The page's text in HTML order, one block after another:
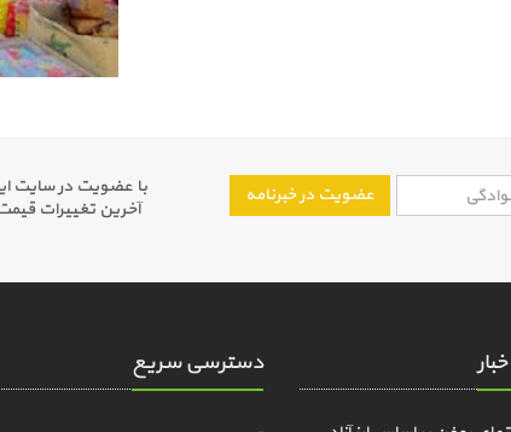
عضویت در خبرنامه
با عضویت در سایت
آخرین تغییرات
دسترسی سریع